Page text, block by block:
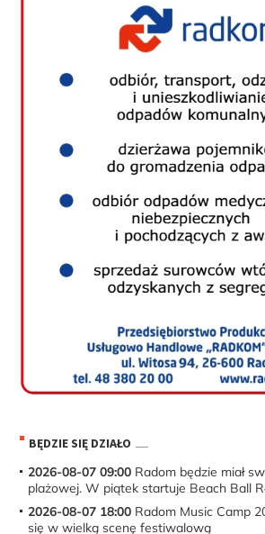
BĘDZIE SIĘ DZIAŁO
2026-08-07 09:00 Radom będzie miał
plażowej. W piątek startuje Beach Ball
2026-08-07 18:00 Radom Music Camp
się w wielką scenę festiwalową